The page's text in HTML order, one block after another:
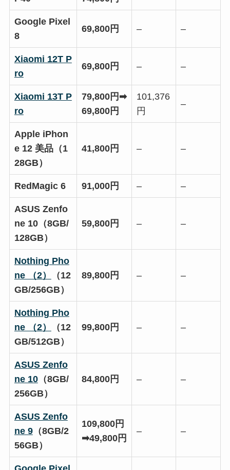
Google Pixel
8
69,800円 – –
Xiaomi 12T P
ro
69,800円 – –
Xiaomi 13T P
ro
79,800円➡
69,800円
101,376
円
–
Apple iPhon
e 12 美品（1
28GB）
41,800円 – –
RedMagic 6 91,000円 – –
ASUS Zenfo
ne 10（8GB/
128GB）
59,800円 – –
Nothing Pho
ne （2）
（12
GB/256GB）
89,800円 – –
Nothing Pho
ne （2）
（12
GB/512GB）
99,800円 – –
ASUS Zenfo
ne 10（8GB/
256GB）
84,800円 – –
ASUS Zenfo
ne 9（8GB/2
56GB）
109,800円
➡49,800円
– –